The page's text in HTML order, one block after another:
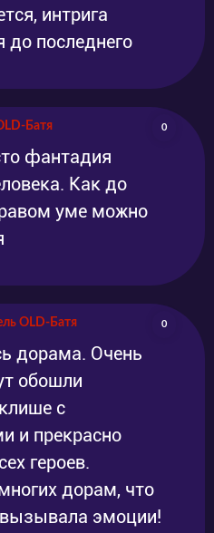
интрига
до последнего
Батя 0
фантадия
Как до
уме можно
OLD-Батя 0
дорама. Очень
обошли
с
и прекрасно
героев.
дорам, что
эмоции!